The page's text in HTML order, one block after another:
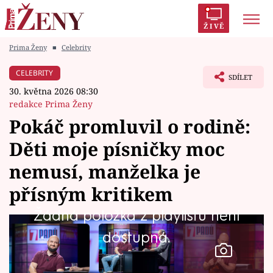
ŽIVĚ
Módní alarm
Témata
Celebrity
Vztahy
Seriály
Prima Ženy ■ Celebrity
CELEBRITY
30. května 2026 08:30
redakce Prima Ženy
SDÍLET
Pokáč promluvil o rodině:
Děti moje písničky moc
nemusí, manželka je
přísným kritikem
Žádná položka z playlistu není
dostupná.